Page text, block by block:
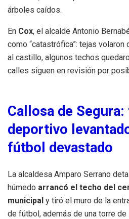
árboles caídos.
En Cox, el alcalde Antonio
como “catastrófica”: tejas
al castillo, algunos techos
calles siguen en revisión por
Callosa de
deportivo
fútbol devastado
La alcaldesa Amparo Serrano
húmedo arrancó el techo del
municipal y tiró el muro de la
de fútbol, además de una torre